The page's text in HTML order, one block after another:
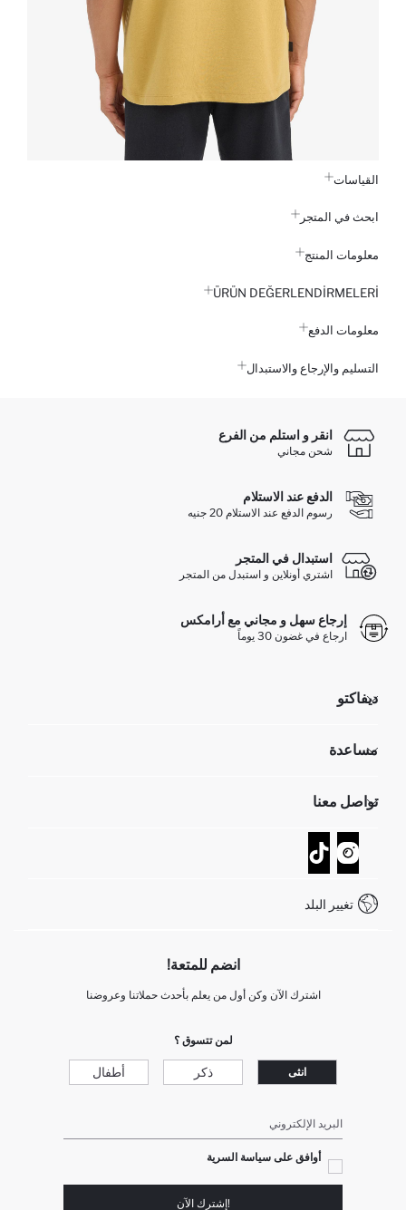
القياسات
ابحث في المتجر
معلومات المنتج
ÜRÜN DEĞERLENDİRMELERİ
معلومات الدفع
التسليم والإرجاع والاستبدال
انقر و استلم من الفرع
شحن مجاني
الدفع عند الاستلام
رسوم الدفع عند الاستلام 20 جنيه
استبدال في المتجر
اشتري أونلاين و استبدل من المتجر
إرجاع سهل و مجاني مع أرامكس
ارجاع في غضون 30 يوماً
ديفاكتو
تعرف علينا
GIFT CLUB
مساعدة
عمليات الارجاع و الاستبدال السهلة
تتبع الشحنة
كيف يمكنك التسوق في ديفاكتو ؟
كيف تدفع في ديفاكتو؟
شروط المنافسة
تواصل معنا
نموذج الاتصال
خدمة العملاء
Call Center 19782
تغيير البلد
انضم للمتعة!
اشترك الآن وكن أول من يعلم بأحدث حملاتنا وعروضنا
لمن تتسوق ؟
انثى ذكر أطفال
البريد الإلكتروني
أوافق على سياسة السرية
!إشترك الآن